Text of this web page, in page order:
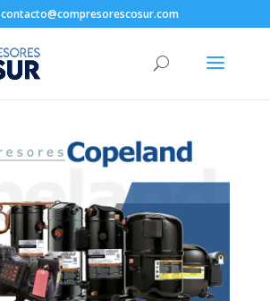
contacto@compresorescosur.com